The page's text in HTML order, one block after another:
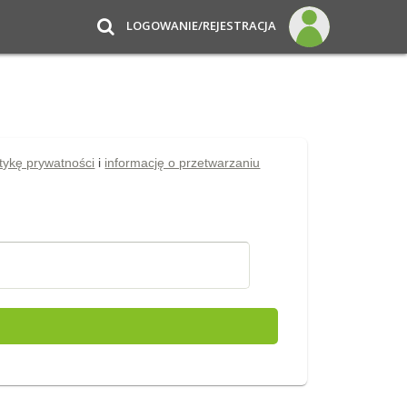
LOGOWANIE/REJESTRACJA
prywatności i informację o przetwarzaniu